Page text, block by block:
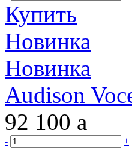
Купить
Новинка
Новинка
Audison
92 100 a
- +